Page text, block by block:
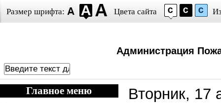
Размер шрифта: Цвета сайта
Администрация
Главное меню Вторник, 17